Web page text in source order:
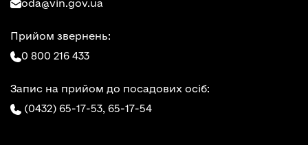
oda@vin.gov.ua
Прийом звернень:
0 800 216 433
Запис на прийом до посадових осіб:
(0432) 65-17-53, 65-17-54